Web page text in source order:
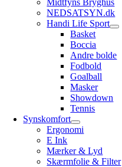
Midtfyns Bryghus
NEDSATSYN.dk
Handi Life Sport
Basket
Boccia
Andre bolde
Fodbold
Goalball
Masker
Showdown
Tennis
Synskomfort
Ergonomi
E Ink
Mærker & Lyd
Skærmfolie & Filter